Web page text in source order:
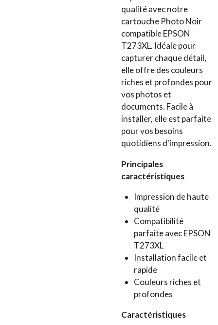
qualité avec notre
cartouche Photo Noir
compatible EPSON
T273XL. Idéale pour
capturer chaque détail,
elle offre des couleurs
riches et profondes pour
vos photos et
documents. Facile à
installer, elle est parfaite
pour vos besoins
quotidiens d'impression.
Principales
caractéristiques
Impression de haute
qualité
Compatibilité
parfaite avec EPSON
T273XL
Installation facile et
rapide
Couleurs riches et
profondes
Caractéristiques